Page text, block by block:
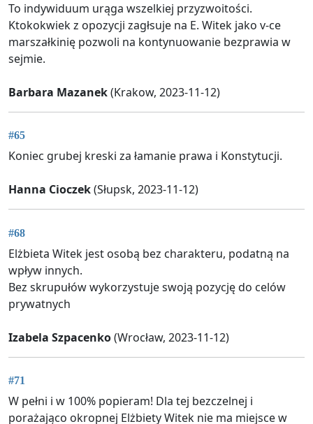
To indywiduum urąga wszelkiej przyzwoitości.
Ktokokwiek z opozycji zagłsuje na E. Witek jako v-ce
marszałkinię pozwoli na kontynuowanie bezprawia w
sejmie.
Barbara Mazanek(Krakow, 2023-11-12)
#65
Koniec grubej kreski za łamanie prawa i Konstytucji.
Hanna Cioczek(Słupsk, 2023-11-12)
#68
Elżbieta Witek jest osobą bez charakteru, podatną na
wpływ innych.
Bez skrupułów wykorzystuje swoją pozycję do celów
prywatnych
Izabela Szpacenko(Wrocław, 2023-11-12)
#71
W pełni i w 100% popieram! Dla tej bezczelnej i
porażająco okropnej Elżbiety Witek nie ma miejsce w